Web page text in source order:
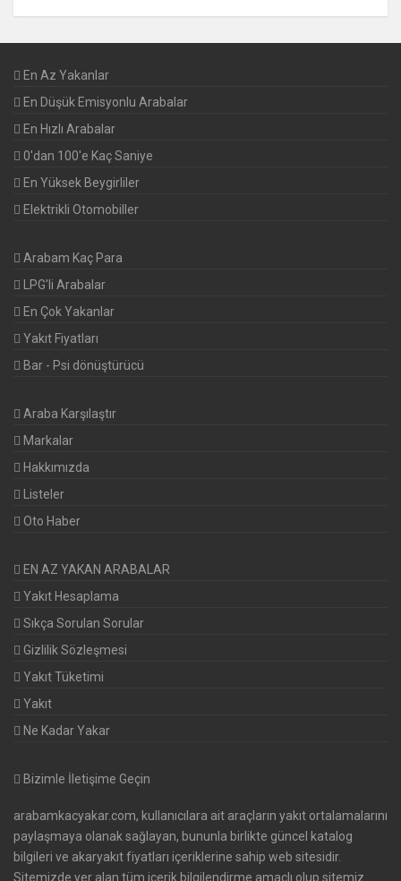
En Az Yakanlar
En Düşük Emisyonlu Arabalar
En Hızlı Arabalar
0'dan 100'e Kaç Saniye
En Yüksek Beygirliler
Elektrikli Otomobiller
Arabam Kaç Para
LPG'li Arabalar
En Çok Yakanlar
Yakıt Fiyatları
Bar - Psi dönüştürücü
Araba Karşılaştır
Markalar
Hakkımızda
Listeler
Oto Haber
EN AZ YAKAN ARABALAR
Yakıt Hesaplama
Sıkça Sorulan Sorular
Gizlilik Sözleşmesi
Yakıt Tüketimi
Yakıt
Ne Kadar Yakar
Bizimle İletişime Geçin
arabamkacyakar.com, kullanıcılara ait araçların yakıt ortalamalarını
paylaşmaya olanak sağlayan, bununla birlikte güncel katalog
bilgileri ve akaryakıt fiyatları içeriklerine sahip web sitesidir.
Sitemizde yer alan tüm içerik bilgilendirme amaçlı olup sitemiz